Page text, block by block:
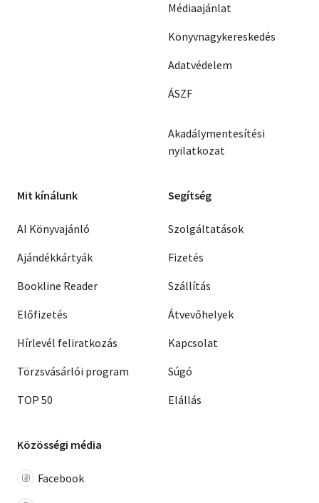
Médiaajánlat
Könyvnagykereskedés
Adatvédelem
ÁSZF
Akadálymentesítési
nyilatkozat
Mit kínálunk
AI Könyvajánló
Ajándékkártyák
Bookline Reader
Előfizetés
Hírlevél feliratkozás
Törzsvásárlói program
TOP 50
Segítség
Szolgáltatások
Fizetés
Szállítás
Átvevőhelyek
Kapcsolat
Súgó
Elállás
Közösségi média
Facebook